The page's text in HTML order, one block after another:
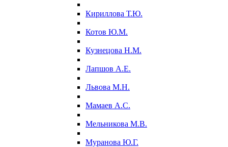
Кириллова Т.Ю.
Котов Ю.М.
Кузнецова Н.М.
Лапшов А.Е.
Львова М.Н.
Мамаев А.С.
Мельникова М.В.
Муранова Ю.Г.